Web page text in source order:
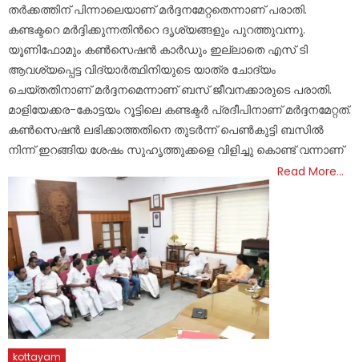
തര്‍ക്കത്തിന് പിന്നാലെയാണ് മർദ്ദനമേറ്റതെന്നാണ് പരാതി.
കണ്ടക്ടറെ മർദ്ദിക്കുന്നതിന്‍റെ ദൃശ്യങ്ങളും പുറത്തുവന്നു.
യൂണിഫോമും കൺസെഷൻ കാർഡും ഇല്ലാതെ എസ് ടി
ആവശ്യപ്പെട്ട വിദ്യാര്‍ത്ഥിനിയുടെ യാത്ര ചോദ്യം
ചെയ്തതിനാണ് മർദ്ദനമെന്നാണ് ബസ് ജീവനക്കാരുടെ പരാതി.
മാളിയേക്കര-കോട്ടയം റൂട്ടിലെ കണ്ടക്ടർ പ്രദീപിനാണ് മർദ്ദനമേറ്റത്.
കണ്‍സെഷൻ ലഭിക്കാത്തതിനെ തുടര്‍ന്ന് പെൺകുട്ടി ബസിൽ
നിന്ന് ഇറങ്ങിയ ശേഷം സുഹൃത്തുക്കളെ വിളിച്ചു കൊണ്ട് വന്നാണ്
Read More…
kottayam